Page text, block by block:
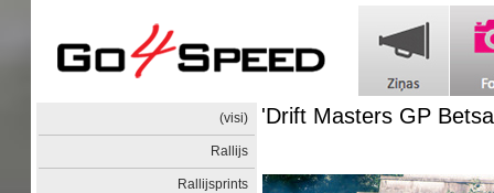
(visi)
Rallijs
Rallijsprints
'Drift Masters GP